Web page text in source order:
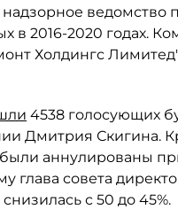
надзорное ведомство
в 2016-2020 годах.
Холдингс
4538 голосующих
Дмитрия Скигина.
аннулированы
глава совета
с 50 до 45%.